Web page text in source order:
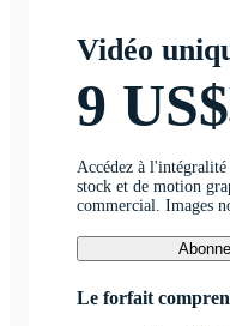
Vidéo
9 US$
Accédez à
stock et de motion
commercial. Images
Le forfait